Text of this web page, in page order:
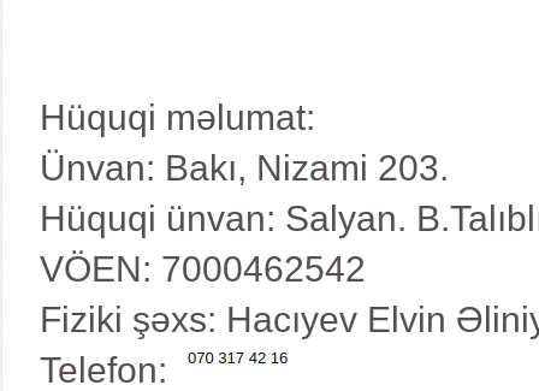
Hüquqi məlumat:
Ünvan: Bakı, Nizami 203.
Hüquqi ünvan: Salyan.
VÖEN: 7000462542
Fiziki şəxs: Hacıyev Elvin
Telefon: